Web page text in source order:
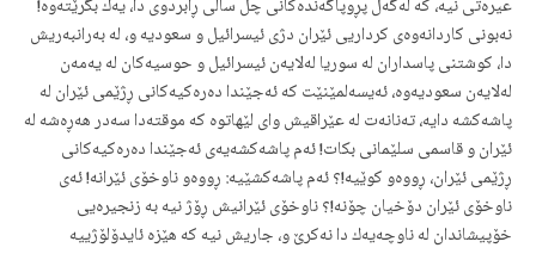
عیره‌تی نیه‌، كه‌ له‌گه‌ڵ پڕوپاگه‌نده‌كانی چل ساڵی ڕابردوی دا، یه‌ك بگرێته‌وه‌!
نه‌بونی كاردانه‌وه‌ی كرداریی ئێران دژی ئیسرائیل و سعودیه‌ و، له‌ به‌رانبه‌ریش
دا، كوشتنی پاسداران له‌ سوریا له‌لایه‌ن ئیسرائیل و حوسیه‌كان له‌ یه‌مه‌ن
له‌لایه‌ن سعودیه‌وه‌، ئه‌یسه‌لمێنێت كه‌ ئه‌جێندا ده‌ره‌كیه‌كانی ڕژێمی ئێران له‌
پاشه‌كشه‌ دایه‌، ته‌نانه‌ت له‌ عێراقیش وای لێهاتوه‌ كه‌ موقته‌دا سه‌در هه‌ڕه‌شه‌ له‌
ئێران و قاسمی سلێمانی بكات! ئه‌م پاشه‌كشه‌یه‌ی ئه‌جێندا ده‌ره‌كیه‌كانی
ڕژێمی ئێران، ڕووه‌و كوێیه‌!؟ ئه‌م پاشه‌كشێیه‌: ڕووه‌و ناوخۆی ئێرانه‌! ئه‌ی
ناوخۆی ئێران دۆخیان چۆنه‌!؟ ناوخۆی ئێرانیش ڕۆژ نیه‌ به‌ زنجیره‌یی
خۆپیشاندان له‌ ناوچه‌یه‌ك دا نه‌كرێ و، جاریش نیه‌ كه‌ هێزه‌ ئایدۆلۆژییه‌